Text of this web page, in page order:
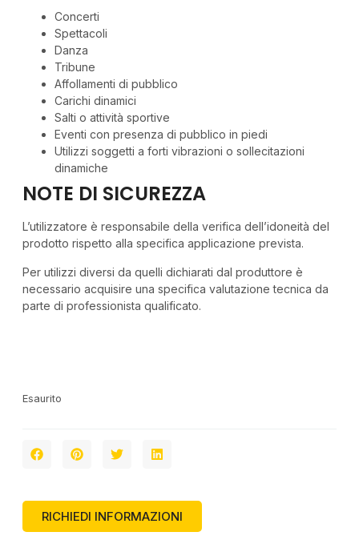
Concerti
Spettacoli
Danza
Tribune
Affollamenti di pubblico
Carichi dinamici
Salti o attività sportive
Eventi con presenza di pubblico in piedi
Utilizzi soggetti a forti vibrazioni o sollecitazioni
dinamiche
NOTE DI SICUREZZA
L’utilizzatore è responsabile della verifica dell’idoneità del
prodotto rispetto alla specifica applicazione prevista.
Per utilizzi diversi da quelli dichiarati dal produttore è
necessario acquisire una specifica valutazione tecnica da
parte di professionista qualificato.
Esaurito
RICHIEDI INFORMAZIONI